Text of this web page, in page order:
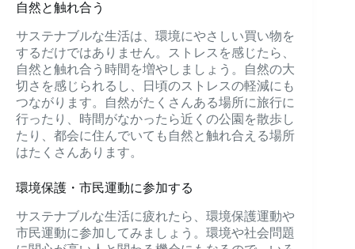
自然と触れ合う
サステナブルな生活は、環境にやさしい買い物を
するだけではありません。ストレスを感じたら、
自然と触れ合う時間を増やしましょう。自然の大
切さを感じられるし、日頃のストレスの軽減にも
つながります。自然がたくさんある場所に旅行に
行ったり、時間がなかったら近くの公園を散歩し
たり、都会に住んでいても自然と触れ合える場所
はたくさんあります。
環境保護・市民運動に参加する
サステナブルな生活に疲れたら、環境保護運動や
市民運動に参加してみましょう。環境や社会問題